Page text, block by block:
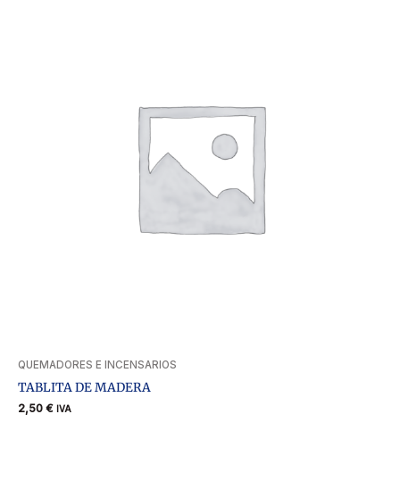
QUEMADORES E INCENSARIOS
TABLITA DE MADERA
2,50 € IVA